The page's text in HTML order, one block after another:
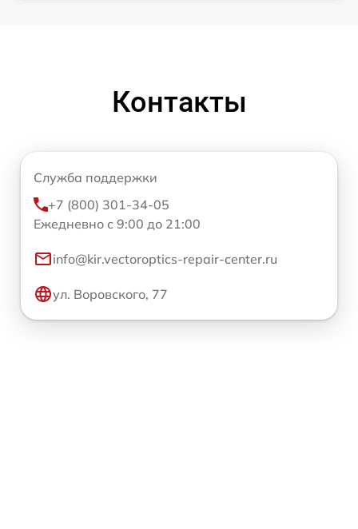
Контакты
Служба поддержки
+7 (800) 301-34-05
Ежедневно с 9:00 до 21:00
info@kir.vectoroptics-repair-center.ru
ул. Воровского, 77